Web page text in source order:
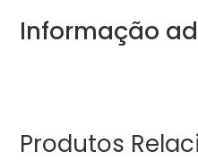
Informação
Produtos